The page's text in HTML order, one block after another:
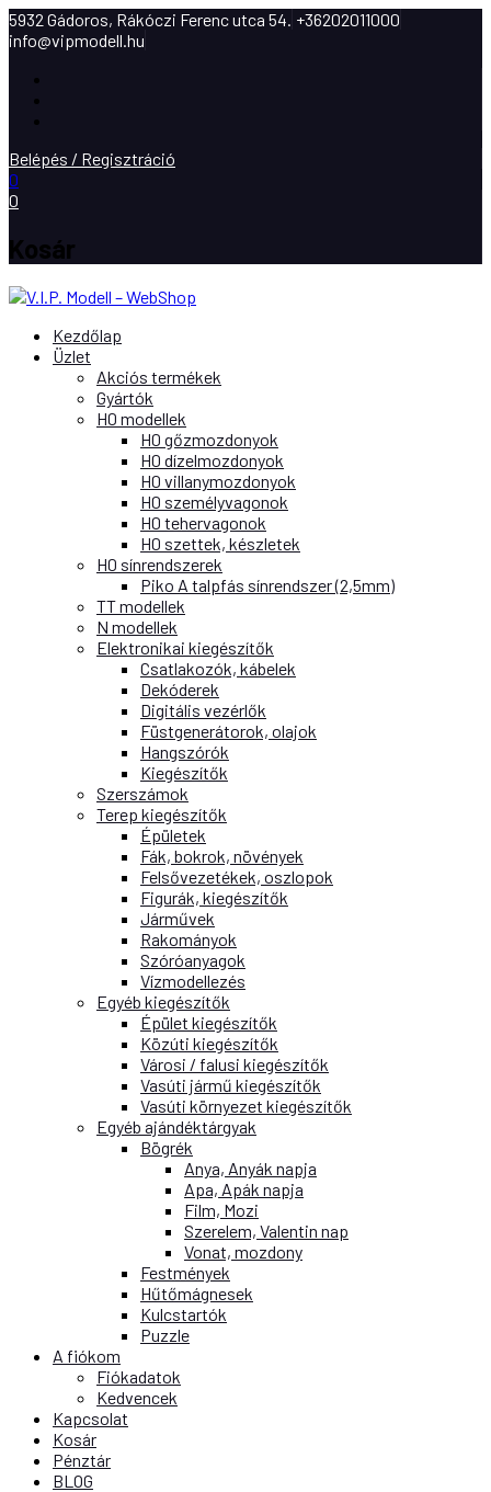
5932 Gádoros, Rákóczi Ferenc utca 54. +36202011000
info@vipmodell.hu
Belépés / Regisztráció
0
0
Kosár
Kezdőlap
Üzlet
Akciós termékek
Gyártók
H0 modellek
H0 gőzmozdonyok
H0 dízelmozdonyok
H0 villanymozdonyok
H0 személyvagonok
H0 tehervagonok
H0 szettek, készletek
H0 sínrendszerek
Piko A talpfás sínrendszer (2,5mm)
TT modellek
N modellek
Elektronikai kiegészítők
Csatlakozók, kábelek
Dekóderek
Digitális vezérlők
Füstgenerátorok, olajok
Hangszórók
Kiegészítők
Szerszámok
Terep kiegészítők
Épületek
Fák, bokrok, növények
Felsővezetékek, oszlopok
Figurák, kiegészítők
Járművek
Rakományok
Szóróanyagok
Vízmodellezés
Egyéb kiegészítők
Épület kiegészítők
Közúti kiegészítők
Városi / falusi kiegészítők
Vasúti jármű kiegészítők
Vasúti környezet kiegészítők
Egyéb ajándéktárgyak
Bögrék
Anya, Anyák napja
Apa, Apák napja
Film, Mozi
Szerelem, Valentin nap
Vonat, mozdony
Festmények
Hűtőmágnesek
Kulcstartók
Puzzle
A fiókom
Fiókadatok
Kedvencek
Kapcsolat
Kosár
Pénztár
BLOG